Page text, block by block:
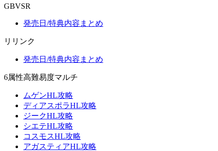
GBVSR
発売日/特典内容まとめ
リリンク
発売日/特典内容まとめ
6属性高難易度マルチ
ムゲンHL攻略
ディアスポラHL攻略
ジークHL攻略
シエテHL攻略
コスモスHL攻略
アガスティアHL攻略